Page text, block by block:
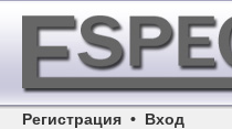
Регистрация • Вход